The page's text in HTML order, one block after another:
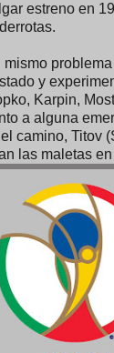
estreno en
y
Karpin,
a alguna
camino, Titov
las maletas